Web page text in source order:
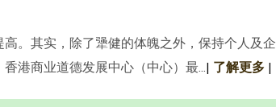
。其实，除了犟健的体魄之外，保持个人及企
港商业道德发展中心（中心）最...| 了解更多 |